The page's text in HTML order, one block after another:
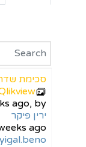
סכימת
ago, by
ירין פיקר
ago
yigal.beno